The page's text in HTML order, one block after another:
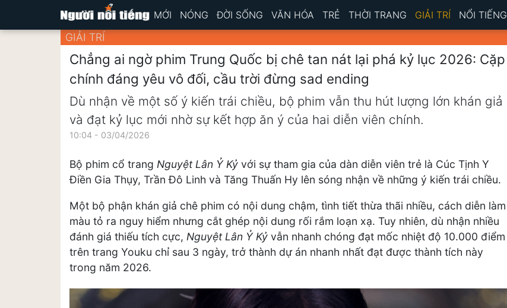
MỚI NÓNG ĐỜI SỐNG VĂN HÓA TRẺ THỜI TRANG GIẢI TRÍ NỔI TIẾNG
GIẢI TRÍ
Chẳng ai ngờ phim Trung Quốc bị chê tan nát lại phá kỷ lục 2026: Cặp
chính đáng yêu vô đối, cầu trời đừng sad ending
Dù nhận về một số ý kiến trái chiều, bộ phim vẫn thu hút lượng lớn khán giả
và đạt kỷ lục mới nhờ sự kết hợp ăn ý của hai diễn viên chính.
10:04 - 03/04/2026
Bộ phim cổ trang Nguyệt Lân Ỷ Kỷ với sự tham gia của dàn diễn viên trẻ là Cúc Tịnh Y
Điền Gia Thụy, Trần Đô Linh và Tăng Thuấn Hy lên sóng nhận về những ý kiến trái chiều.
Một bộ phận khán giả chê phim có nội dung chậm, tình tiết thừa thãi nhiều, cách diễn làm
màu tỏ ra nguy hiểm nhưng cắt ghép nội dung rối rắm loạn xạ. Tuy nhiên, dù nhận nhiều
đánh giá thiếu tích cực, Nguyệt Lân Ỷ Kỷ vẫn nhanh chóng đạt mốc nhiệt độ 10.000 điểm
trên trang Youku chỉ sau 3 ngày, trở thành dự án nhanh nhất đạt được thành tích này
trong năm 2026.